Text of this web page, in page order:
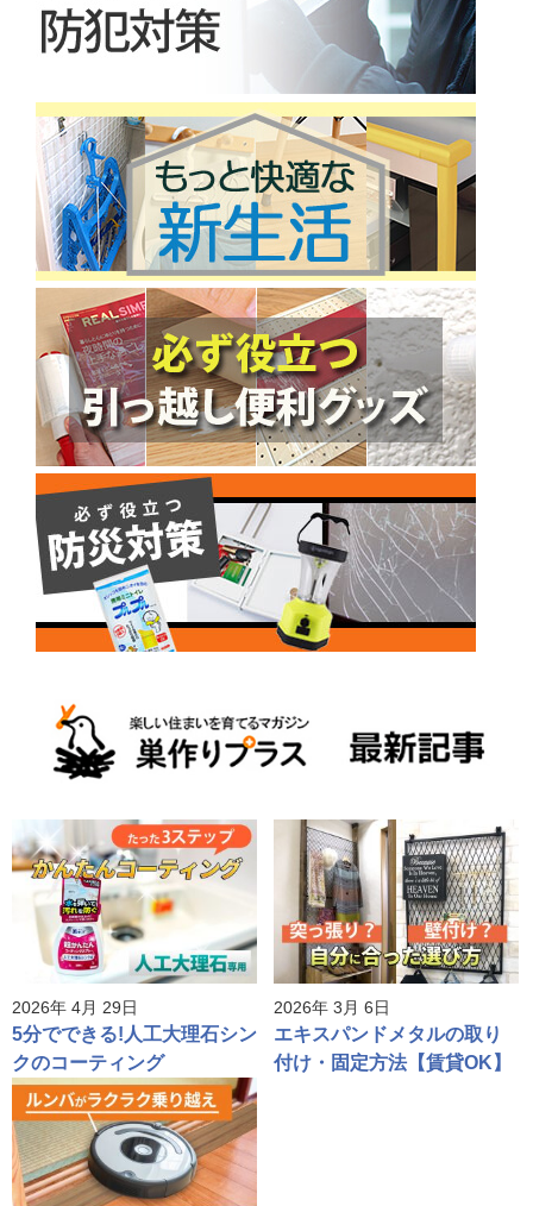
2026年 4月 29日
5分でできる!人工大理石シン
クのコーティング
2026年 3月 6日
エキスパンドメタルの取り
付け・固定方法【賃貸OK】